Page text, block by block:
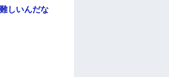
しいんだな